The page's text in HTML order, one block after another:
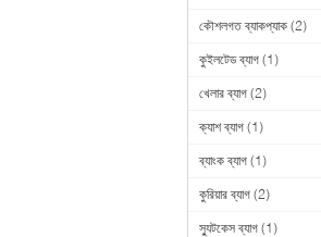
কৌশলগত ব্যাকপ্যাক (2)
কুইলটেড ব্যাগ (1)
খেলার ব্যাগ (2)
ক্যাশ ব্যাগ (1)
ব্যাংক ব্যাগ (1)
কুরিয়ার ব্যাগ (2)
স্যুটকেস ব্যাগ (1)